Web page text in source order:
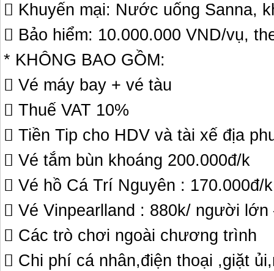
 Khuyến mại: Nước uống Sanna,
 Bảo hiểm: 10.000.000 VND/vụ,
* KHÔNG BAO GỒM:
 Vé máy bay + vé tàu
 Thuế VAT 10%
 Tiền Tip cho HDV và tài xế địa
 Vé tắm bùn khoáng 200.000đ/k
 Vé hồ Cá Trí Nguyên : 170.000đ/k
 Vé Vinpearlland : 880k/ người
 Các trò chơi ngoài chương trình
 Chi phí cá nhân,điện thoại ,giặt